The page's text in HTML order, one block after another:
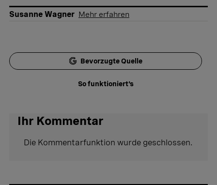
Susanne Wagner Mehr erfahren
Bevorzugte Quelle
So funktioniert's
Ihr Kommentar
Die Kommentarfunktion wurde geschlossen.